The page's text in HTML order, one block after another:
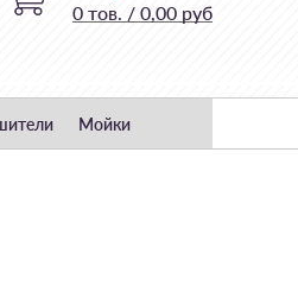
0 тов. / 0,00 руб
Мойки